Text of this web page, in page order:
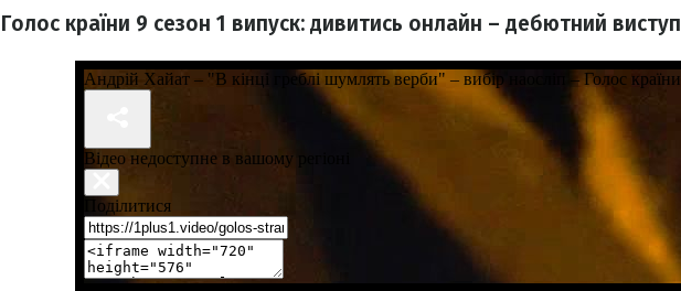
Голос країни 9 сезон 1 випуск: дивитись онлайн – дебютний